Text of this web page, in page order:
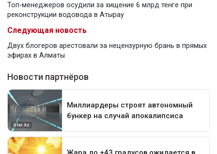
Топ-менеджеров осудили за хищение 6 млрд тенге при
реконструкции водовода в Атырау
Следующая новость
Двух блогеров арестовали за нецензурную брань в прямых
эфирах в Алматы